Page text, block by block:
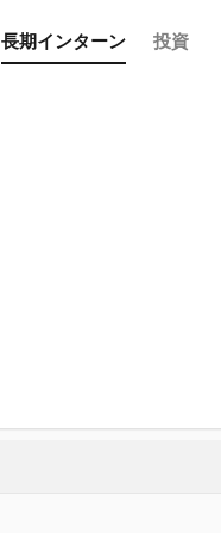
長期インターン 投資